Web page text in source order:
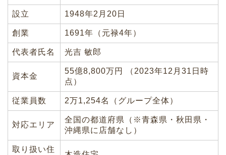
設立 1948年2月20日
創業 1691年（元禄4年）
代表者氏名 光吉 敏郎
資本金
55億8,800万円 （2023年12月31日時
点）
従業員数 2万1,254名（グループ全体）
対応エリア
全国の都道府県（※青森県・秋田県・
沖縄県に店舗なし）
取り扱い住